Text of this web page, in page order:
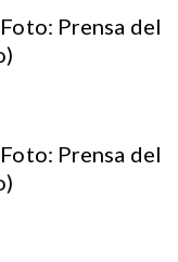
Prensa del
Prensa del